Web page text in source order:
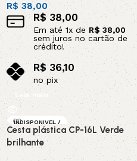
R$ 38,00
R$38,00
Em até 1x deR$ 38,00
sem juros no cartão de
crédito!
R$36,10
no pix
Leia mais
INDISPONIVEL /
SOB ENCOMEND
A
Cesta plástica CP-16L Verde
brilhante